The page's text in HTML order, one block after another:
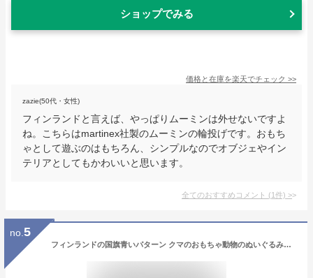
ショップでみる
価格と在庫を楽天でチェック >>
zazie(50代・女性)
フィンランドと言えば、やっぱりムーミンは外せないですよ
ね。こちらはmartinex社製のムーミンの輪投げです。おもち
ゃとして遊ぶのはもちろん、シンプルなのでオブジェやイン
テリアとしてもかわいいと思います。
全てのおすすめコメント (1件) >
no. 5
フィンランドの国旗青いパターン クマのおもちゃ動物のぬいぐるみのパーカー人形